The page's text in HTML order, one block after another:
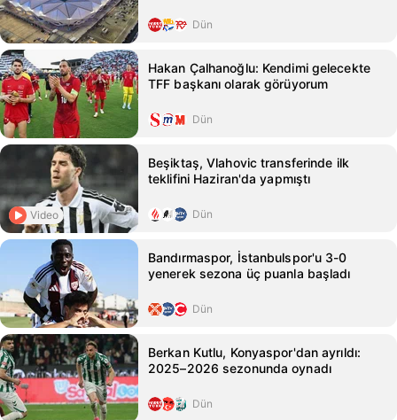
Dün
Hakan Çalhanoğlu: Kendimi gelecekte
TFF başkanı olarak görüyorum
Dün
Video
Beşiktaş, Vlahovic transferinde ilk
teklifini Haziran'da yapmıştı
Dün
Bandırmaspor, İstanbulspor'u 3-0
yenerek sezona üç puanla başladı
Dün
Berkan Kutlu, Konyaspor'dan ayrıldı:
2025–2026 sezonunda oynadı
Dün